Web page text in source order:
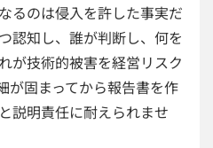
るのは侵入を許した事実だ
認知し、誰が判断し、何を
技術的被害を経営リスク
が固まってから報告書を作
説明責任に耐えられませ